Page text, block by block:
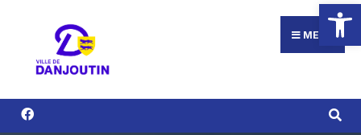
Ouvrir
contenu
MENU
for: